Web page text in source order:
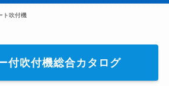
ト吹付機
付吹付機総合カタログ